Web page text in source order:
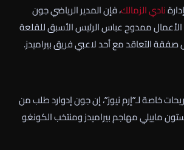
نادي الزمالك، فإن المدير الرياضي جون
ممدوح عباس الرئيس الأسبق للقلعة
صفقة التعاقد مع أحد لاعبي فريق بيراميدز.
خاصة لـ”إرم نيوز”، إن جون إدوارد طلب من
ماييلي مهاجم بيراميدز ومنتخب الكونغو